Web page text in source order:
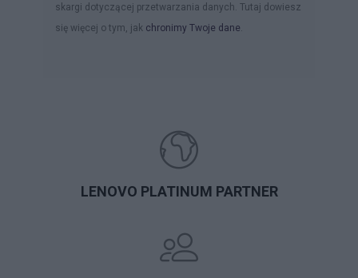
skargi dotyczącej przetwarzania danych. Tutaj dowiesz
się więcej o tym, jak chronimy Twoje dane
LENOVO PLATINUM PARTNER